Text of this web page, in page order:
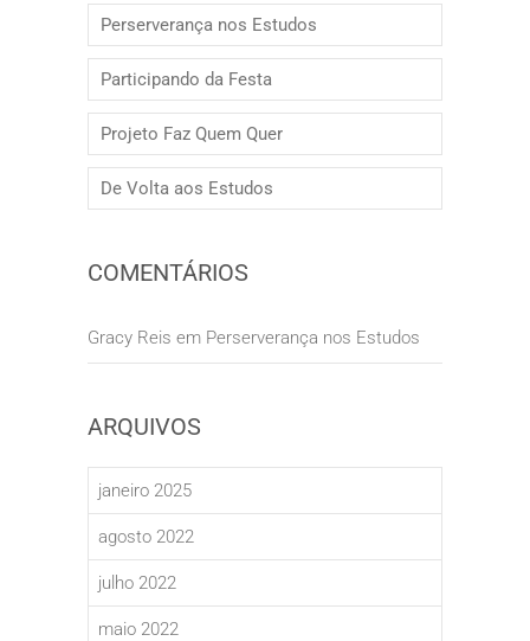
Perserverança nos Estudos
Participando da Festa
Projeto Faz Quem Quer
De Volta aos Estudos
COMENTÁRIOS
Gracy Reis em Perserverança nos Estudos
ARQUIVOS
janeiro 2025
agosto 2022
julho 2022
maio 2022